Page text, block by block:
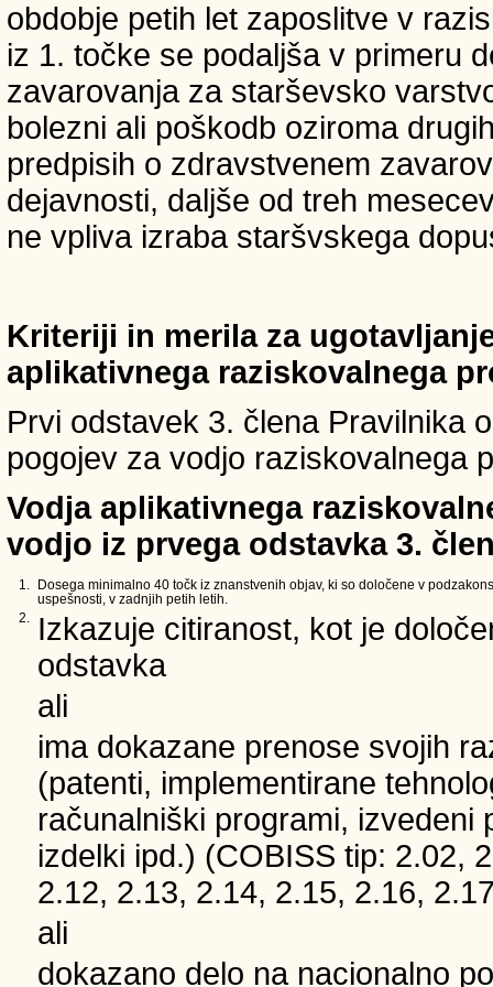
obdobje petih let zaposlitve v
iz 1. točke se podaljša v primeru
zavarovanja za starševsko
bolezni ali poškodb oziroma
predpisih o zdravstvenem
dejavnosti, daljše od treh
ne vpliva izraba staršvskega
Kriteriji in merila za
aplikativnega raziskovalnega
Prvi odstavek 3. člena Pravilnika
pogojev za vodjo raziskovalnega
Vodja aplikativnega
vodjo iz prvega odstavka 3.
1.
Dosega minimalno 40 točk iz znanstvenih objav, ki so določene v
uspešnosti, v zadnjih petih letih.
2.
Izkazuje citiranost, kot je
odstavka
ali
ima dokazane prenose svojih
(patenti, implementirane
računalniški programi, izvedeni
izdelki ipd.) (COBISS tip: 2.02,
2.12, 2.13, 2.14, 2.15, 2.16,
ali
dokazano delo na nacionalno